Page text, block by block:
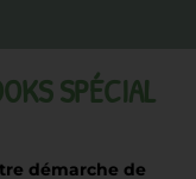
SPÉCIAL
démarche de